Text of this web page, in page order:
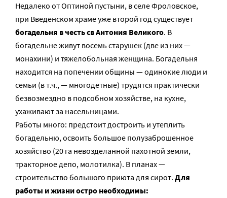
Недалеко от Оптиной пустыни, в селе Фроловское,
при Введенском храме уже второй год существует
богадельня в честь св Антония Великого. В
богадельне живут восемь старушек (две из них —
монахини) и тяжелобольная женщина. Богадельня
находится на попечении общины — одинокие люди и
семьи (в т.ч., — многодетные) трудятся практически
безвозмездно в подсобном хозяйстве, на кухне,
ухаживают за насельницами.
Работы много: предстоит достроить и утеплить
богадельню, освоить большое полузаброшенное
хозяйство (20 га невозделанной пахотной земли,
тракторное депо, молотилка). В планах —
строительство большого приюта для сирот. Для
работы и жизни остро необходимы: